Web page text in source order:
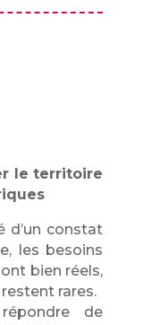
le territoire
d’un constat
les besoins
bien réels,
rares.
de